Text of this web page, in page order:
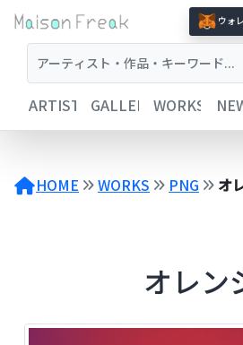
ウォ
ARTISTS GALLERIESWORKS
HOME WORKS PNG オ
オレン